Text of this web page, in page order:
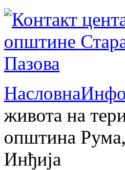
Насловна
живота на
општина
Инђија